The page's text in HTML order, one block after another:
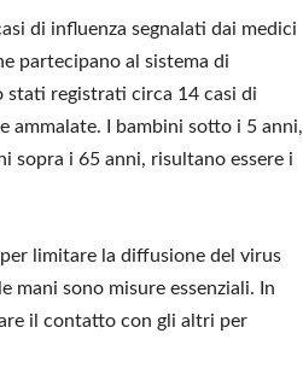
di influenza segnalati dai medici
partecipano al sistema di
stati registrati circa 14 casi di
ammalate. I bambini sotto i 5 anni,
sopra i 65 anni, risultano essere i
limitare la diffusione del virus
mani sono misure essenziali. In
il contatto con gli altri per